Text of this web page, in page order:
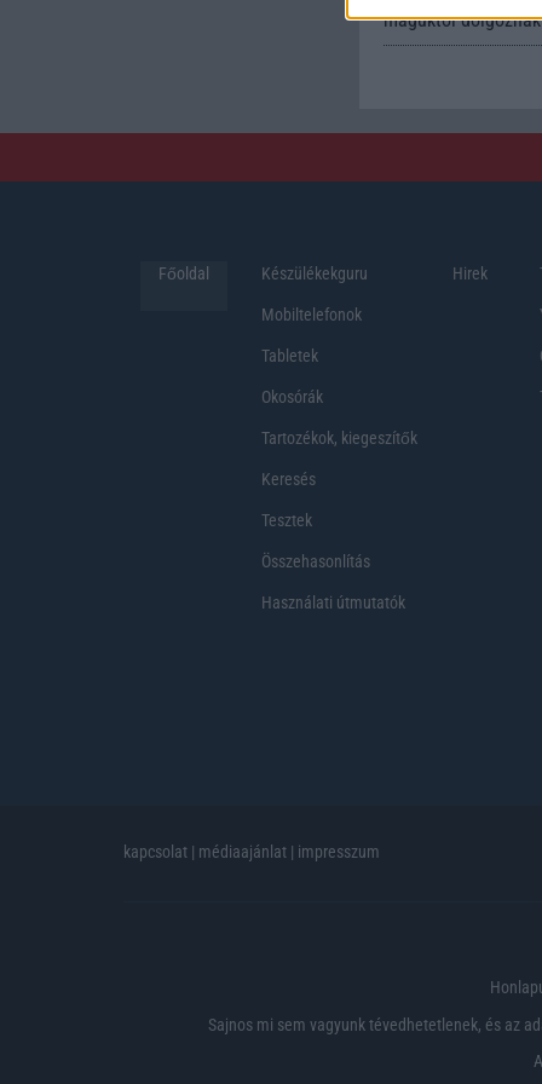
maguktól
Főoldal Készülékekguru
Mobiltelefonok
Tabletek
Okosórák
Tartozékok, kiegeszítők
Keresés
Tesztek
Összehasonlítás
Használati útmutatók
Hirek
kapcsolat | médiaajánlat | impresszum
Sajnos mi sem vagyunk tévedhetetlenek, és az